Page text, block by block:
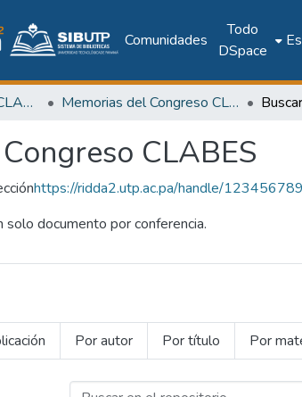
Comunidades
Todo
DSpace
RedGuia / Congresos CLABES Memorias del Congreso CLABES Buscar
CLABES
https://ridda2.utp.ac.pa/handle/
documento por conferencia.
Por autor Por título Por